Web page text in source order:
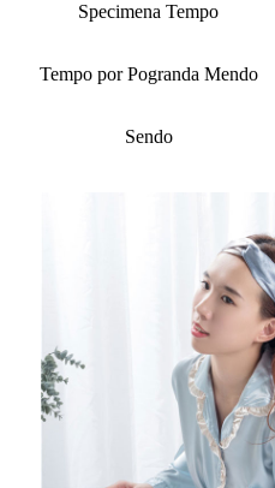
Specimena Tempo
Tempo por Pogranda Mendo
Sendo